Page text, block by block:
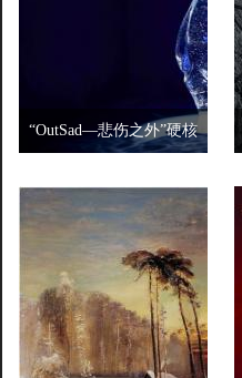
“OutSad—悲伤之外”硬核
启幕